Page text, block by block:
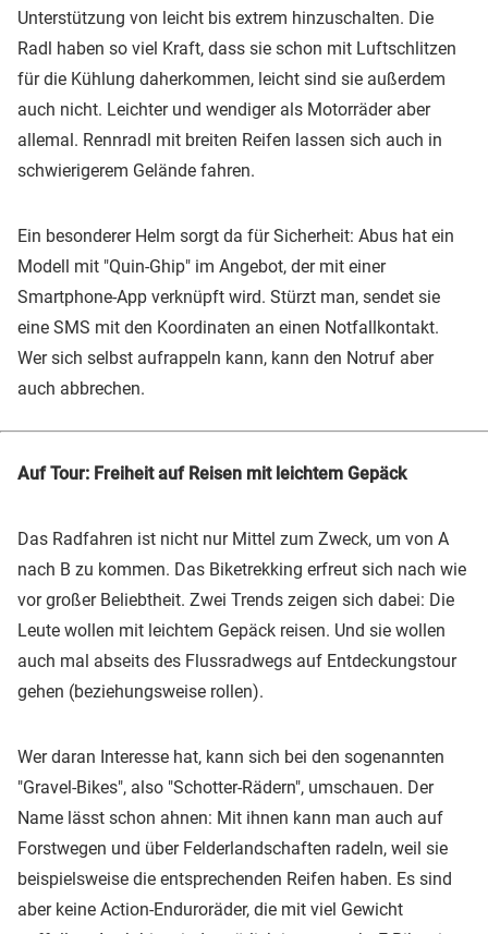
Unterstützung von leicht bis extrem hinzuschalten. Die
Radl haben so viel Kraft, dass sie schon mit Luftschlitzen
für die Kühlung daherkommen, leicht sind sie außerdem
auch nicht. Leichter und wendiger als Motorräder aber
allemal. Rennradl mit breiten Reifen lassen sich auch in
schwierigerem Gelände fahren.
Ein besonderer Helm sorgt da für Sicherheit: Abus hat ein
Modell mit "Quin-Ghip" im Angebot, der mit einer
Smartphone-App verknüpft wird. Stürzt man, sendet sie
eine SMS mit den Koordinaten an einen Notfallkontakt.
Wer sich selbst aufrappeln kann, kann den Notruf aber
auch abbrechen.
Auf Tour: Freiheit auf Reisen mit leichtem Gepäck
Das Radfahren ist nicht nur Mittel zum Zweck, um von A
nach B zu kommen. Das Biketrekking erfreut sich nach wie
vor großer Beliebtheit. Zwei Trends zeigen sich dabei: Die
Leute wollen mit leichtem Gepäck reisen. Und sie wollen
auch mal abseits des Flussradwegs auf Entdeckungstour
gehen (beziehungsweise rollen).
Wer daran Interesse hat, kann sich bei den sogenannten
"Gravel-Bikes", also "Schotter-Rädern", umschauen. Der
Name lässt schon ahnen: Mit ihnen kann man auch auf
Forstwegen und über Felderlandschaften radeln, weil sie
beispielsweise die entsprechenden Reifen haben. Es sind
aber keine Action-Enduroräder, die mit viel Gewicht